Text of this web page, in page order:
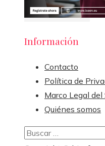
Información
Contacto
Política de
Marco Legal
Quiénes somos
Buscar: